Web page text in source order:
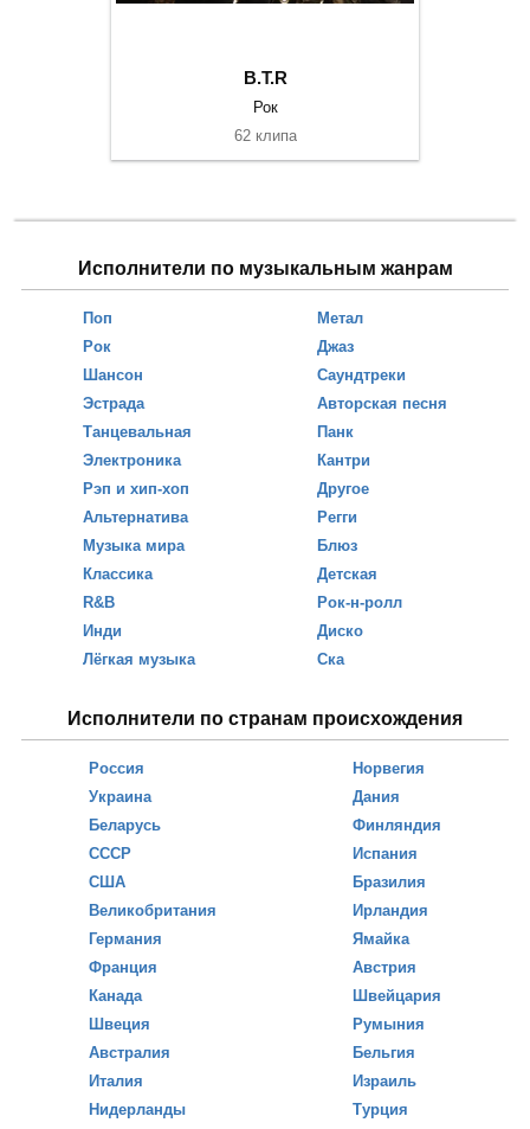
B.T.R
Рок
62 клипа
Исполнители по музыкальным жанрам
Поп
Рок
Шансон
Эстрада
Танцевальная
Электроника
Рэп и хип-хоп
Альтернатива
Музыка мира
Классика
R&B
Инди
Лёгкая музыка
Метал
Джаз
Саундтреки
Авторская песня
Панк
Кантри
Другое
Регги
Блюз
Детская
Рок-н-ролл
Диско
Ска
Исполнители по странам происхождения
Россия
Украина
Беларусь
СССР
США
Великобритания
Германия
Франция
Канада
Швеция
Австралия
Италия
Нидерланды
Норвегия
Дания
Финляндия
Испания
Бразилия
Ирландия
Ямайка
Австрия
Швейцария
Румыния
Бельгия
Израиль
Турция